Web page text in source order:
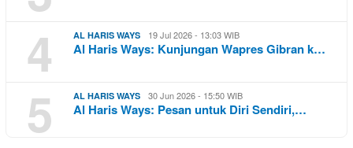
4 AL HARIS WAYS 19 Jul 2026 - 13:03 WIB
Al Haris Ways: Kunjungan Wapres Gibran k…
5 AL HARIS WAYS 30 Jun 2026 - 15:50 WIB
Al Haris Ways: Pesan untuk Diri Sendiri,…